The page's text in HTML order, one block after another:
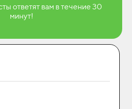
ответят вам в течение 30
минут!